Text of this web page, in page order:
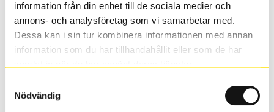
information från din enhet till de sociala medier och
annons- och analysföretag som vi samarbetar med.
Dessa kan i sin tur kombinera informationen med annan
information som du har tillhandahållit eller som de har
Nödvändig
Ange registreringsnummer för att se om det däck du
valt passar din bilmodell. Om du köper däck som skall
sättas på dina befintliga fälgar, se till att kolla en extra
gång så att däck och fälg har samma dimensioner.
Ibland kan fälgen ha bytts ut under årens lopp och
fabrik.